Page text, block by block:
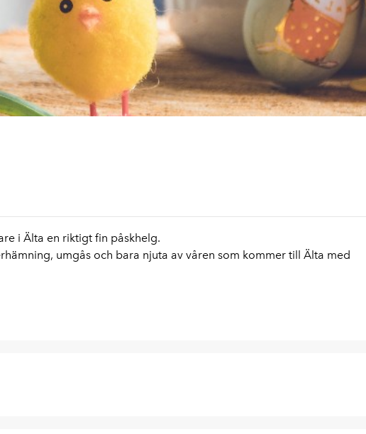
i Älta en riktigt fin påskhelg.
umgås och bara njuta av våren som kommer till Älta med